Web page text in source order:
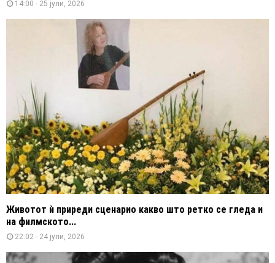
14:00 - 25 јули, 2026
Животот ѝ приреди сценарио какво што ретко се гледа и
на филмското...
22:02 - 24 јули, 2026